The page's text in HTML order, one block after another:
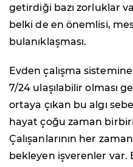
getirdiği bazı zorluklar
belki de en önemlisi,
bulanıklaşması.
Evden çalışma
7/24 ulaşılabilir olması
ortaya çıkan bu algı
hayat çoğu zaman
Çalışanlarının her
bekleyen işverenler